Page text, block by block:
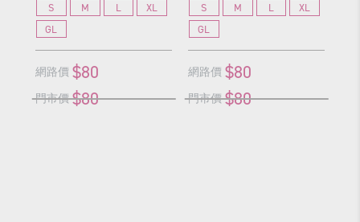
S M L
XL
GL
網路價 $80
門市價 $80
S M L
XL
GL
網路價 $80
門市價 $80